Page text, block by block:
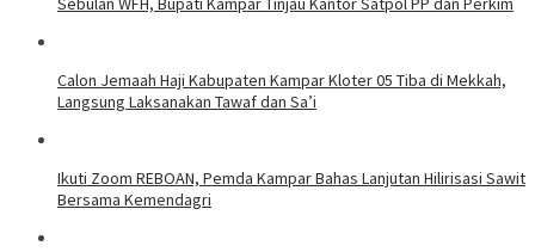
Calon Jemaah Haji Kabupaten Kampar Kloter 05 Tiba di Mekkah,
Langsung Laksanakan Tawaf dan Sa’i
Ikuti Zoom REBOAN, Pemda Kampar Bahas Lanjutan Hilirisasi Sawit
Bersama Kemendagri